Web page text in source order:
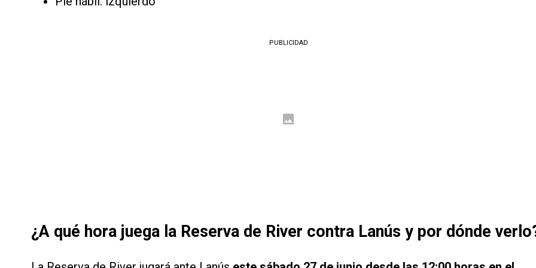
PUBLICIDAD
¿A qué hora juega la Reserva de River contra Lanús y por dónde